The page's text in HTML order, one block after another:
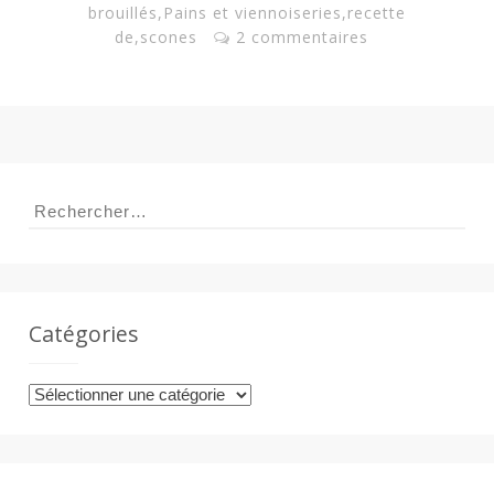
brouillés, Pains et viennoiseries,recette
de,scones 2 commentaires
Rechercher :
Catégories
Catégories